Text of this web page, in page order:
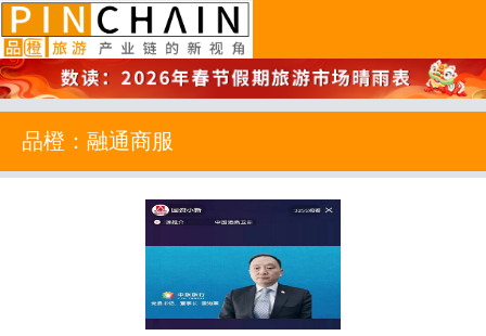
品橙旅游
品橙：融通商服